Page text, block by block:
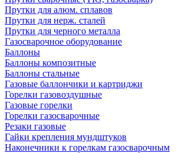
Прутки для алюм. сплавов
Прутки для нерж. сталей
Прутки для черного металла
Газосварочное оборудование
Баллоны
Баллоны композитные
Баллоны стальные
Газовые баллончики и картриджи
Горелки газовоздушные
Газовые горелки
Горелки газосварочные
Резаки газовые
Гайки крепления мундштуков
Наконечники к горелкам газосварочным